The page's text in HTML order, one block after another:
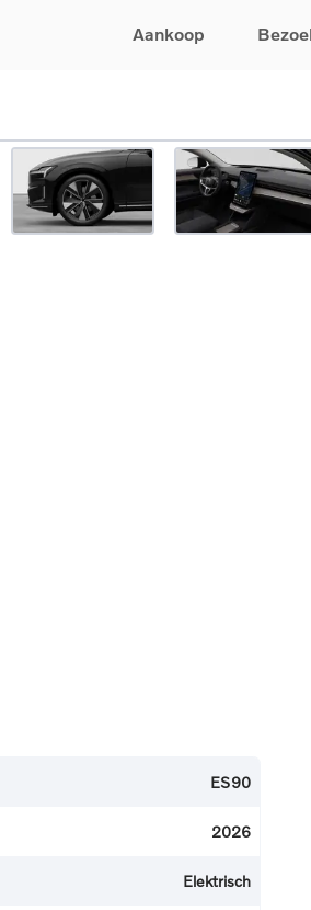
Aankoop
EX30
EX40
EC40
Stel uw wagen samen
Tijdelijke aanbiedingen
Gecertificeerde
Financieren
Verzekeringen
ES90
2026
Elektrisch